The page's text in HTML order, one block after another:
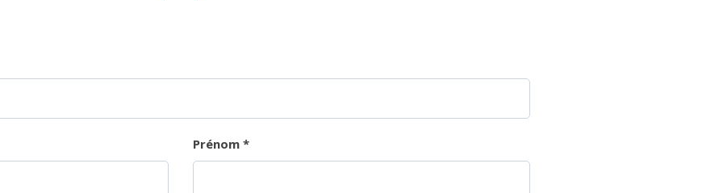
Prénom *